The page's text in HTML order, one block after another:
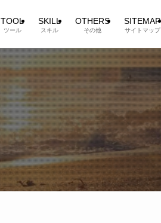
TOOL
ツール
SKILL
スキル
OTHERS
その他
SITEMAP
サイトマップ